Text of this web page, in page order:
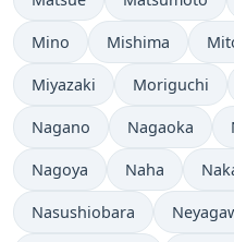
Mino Mishima
Miyazaki Moriguchi
Nagano Nagaoka
Nagoya Naha
Nasushiobara